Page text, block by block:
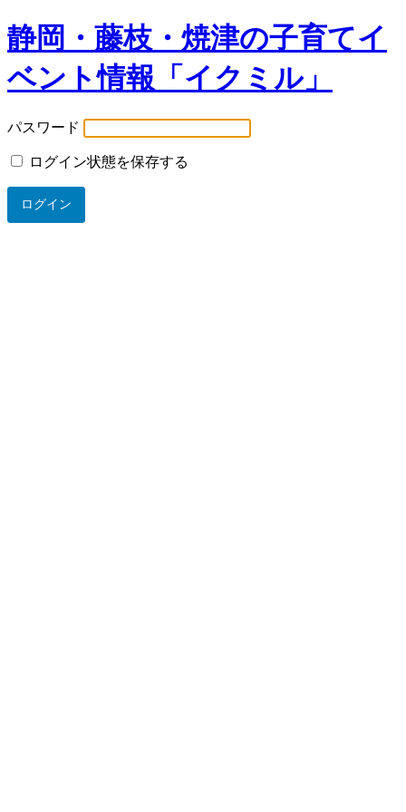
静岡・藤枝・焼津の子育てイ
ベント情報「イクミル」
パスワード
ログイン状態を保存する